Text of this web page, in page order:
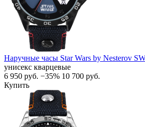
Наручные часы Star Wars by Nesterov
унисекс кварцевые
6 950 руб. −35% 10 700 руб.
Купить